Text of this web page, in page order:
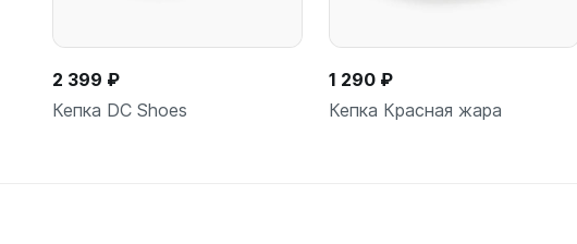
2 399 ₽
Кепка DC Shoes
1 290 ₽
Кепка Красная жара